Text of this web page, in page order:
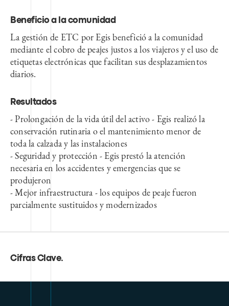
Beneficio a la comunidad
La gestión de ETC por Egis benefició a la comunidad
mediante el cobro de peajes justos a los viajeros y el uso de
etiquetas electrónicas que facilitan sus desplazamientos
diarios.
Resultados
- Prolongación de la vida útil del activo - Egis realizó la
conservación rutinaria o el mantenimiento menor de
toda la calzada y las instalaciones
- Seguridad y protección - Egis prestó la atención
necesaria en los accidentes y emergencias que se
produjeron
- Mejor infraestructura - los equipos de peaje fueron
parcialmente sustituidos y modernizados
Cifras Clave.